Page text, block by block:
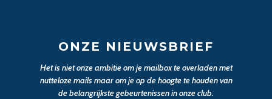
ONZE NIEUWSBRIEF
Het is niet onze ambitie om je mailbox te overladen met
nutteloze mails maar om je op de hoogte te houden van
de belangrijkste gebeurtenissen in onze club.